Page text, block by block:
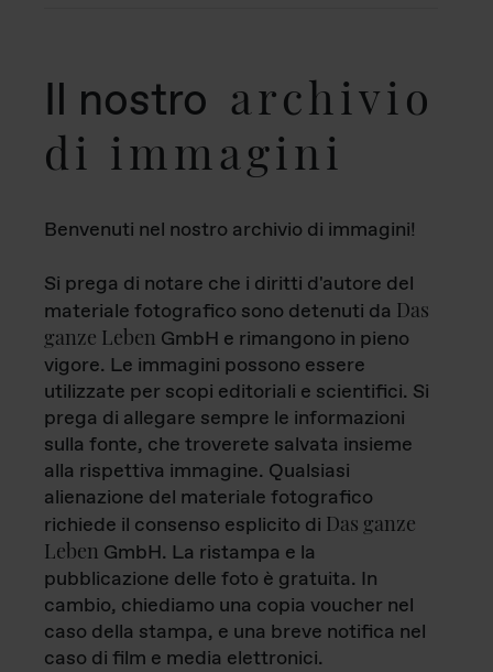
Il nostro archivio
di immagini
Benvenuti nel nostro archivio di immagini!
Si prega di notare che i diritti d'autore del
materiale fotografico sono detenuti da Das
ganze Leben GmbH e rimangono in pieno
vigore. Le immagini possono essere
utilizzate per scopi editoriali e scientifici. Si
prega di allegare sempre le informazioni
sulla fonte, che troverete salvata insieme
alla rispettiva immagine. Qualsiasi
alienazione del materiale fotografico
richiede il consenso esplicito di Das ganze
Leben GmbH. La ristampa e la
pubblicazione delle foto è gratuita. In
cambio, chiediamo una copia voucher nel
caso della stampa, e una breve notifica nel
caso di film e media elettronici.